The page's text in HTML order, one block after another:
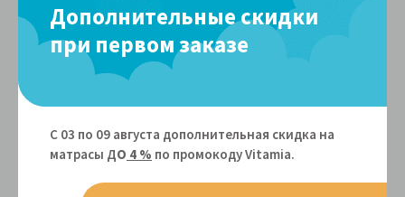
Оплата частями
(Вы оплачиваете сразу только 25%, а
оставшиеся 75% вы оплачиваете в течение 6 недель, по 25%
каждые 2 недели. Сервис работает для держателей карт
любых банков.)
Люберцы, 3-е Почтовое отделение, 54а.
Дополнительные скидки
при первом заказе
С 03 по 09 августа дополнительная скидка на
матрасы ДО 4 % по промокоду Vitamiа.